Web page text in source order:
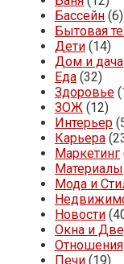
Бассейн (6)
Бытовая
Дети (14)
Дом и дача
Еда (32)
Здоровье
ЗОЖ (12)
Интерьер
Карьера
Маркетинг
Материалы
Мода и
Новости
Окна и
Отношения
Печи (19)